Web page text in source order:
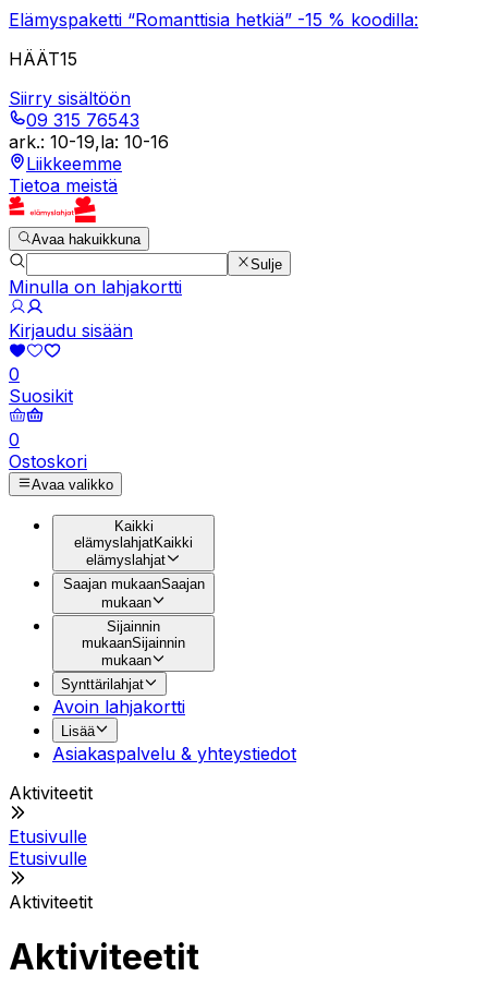
Elämyspaketti “Romanttisia hetkiä” -15 % koodilla:
HÄÄT15
Siirry sisältöön
09 315 76543
ark.: 10-19,la: 10-16
Liikkeemme
Tietoa meistä
Avaa hakuikkuna
Sulje
Minulla on lahjakortti
Kirjaudu sisään
0
Suosikit
0
Ostoskori
Avaa valikko
Kaikki
elämyslahjatKaikki
elämyslahjat
Saajan mukaanSaajan
mukaan
Sijainnin
mukaanSijainnin
mukaan
Synttärilahjat
Avoin lahjakortti
Lisää
Asiakaspalvelu & yhteystiedot
Aktiviteetit
Etusivulle
Etusivulle
Aktiviteetit
Aktiviteetit